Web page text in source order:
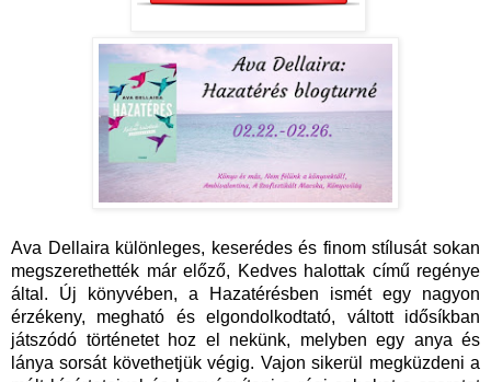
Ava Dellaira különleges, keserédes és finom stílusát sokan
megszerethették már előző, Kedves halottak című regénye
által. Új könyvében, a Hazatérésben ismét egy nagyon
érzékeny, megható és elgondolkodtató, váltott idősíkban
játszódó történetet hoz el nekünk, melyben egy anya és
lánya sorsát követhetjük végig. Vajon sikerül megküzdeni a